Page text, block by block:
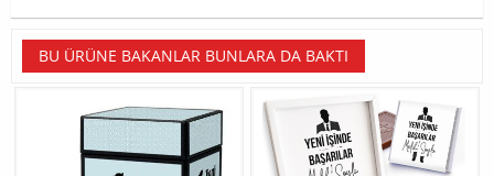
BU ÜRÜNE BAKANLAR BUNLARA DA BAKTI